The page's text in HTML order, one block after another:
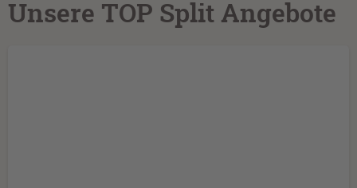
Unsere TOP Split Angebote